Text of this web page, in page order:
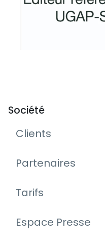
Société
Clients
Partenaires
Tarifs
Espace Presse